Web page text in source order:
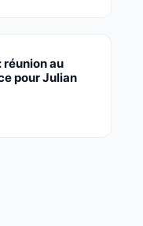
réunion au
pour Julian